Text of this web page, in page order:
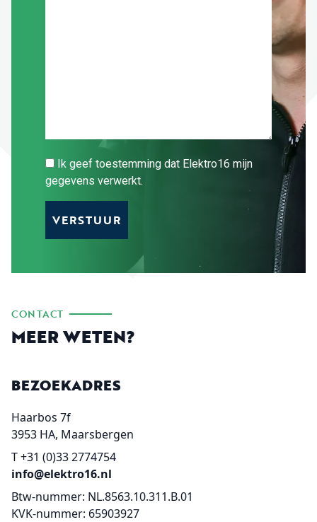
Ik geef toestemming dat Elektro16 mijn
gegevens verwerkt.
CONTACT
MEER WETEN?
BEZOEKADRES
Haarbos 7f
3953 HA, Maarsbergen
T +31 (0)33 2774754
info@elektro16.nl
Btw-nummer: NL.8563.10.311.B.01
KVK-nummer: 65903927